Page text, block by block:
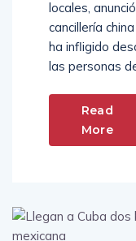
locales,
cancillería
ha infligido
las personas
Read
More